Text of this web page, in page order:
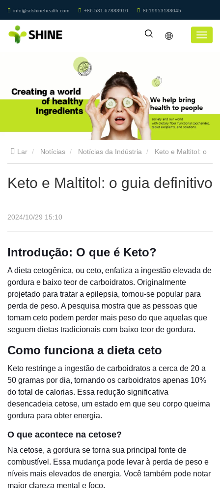
info@sdshinehealth.com +86-531-67883910 8619953188045
Lar Notícias Notícias da Indústria
Keto e Maltitol: o guia definitivo
2024/10/29 15:10
Introdução: O que é Keto?
A dieta cetogênica, ou ceto, enfatiza a ingestão elevada de
gordura e baixo teor de carboidratos. Originalmente
projetado para tratar a epilepsia, tornou-se popular para
perda de peso. A pesquisa mostra que as pessoas que
tomam ceto podem perder mais peso do que aquelas que
seguem dietas tradicionais com baixo teor de gordura.
Como funciona a dieta ceto
Keto restringe a ingestão de carboidratos a cerca de 20 a
50 gramas por dia, tornando os carboidratos apenas 10%
do total de calorias. Essa redução significativa
desencadeia cetose, um estado em que seu corpo queima
gordura para obter energia.
O que acontece na cetose?
Na cetose, a gordura se torna sua principal fonte de
combustível. Essa mudança pode levar à perda de peso e
níveis mais elevados de energia. Você também pode notar
maior clareza mental e foco.